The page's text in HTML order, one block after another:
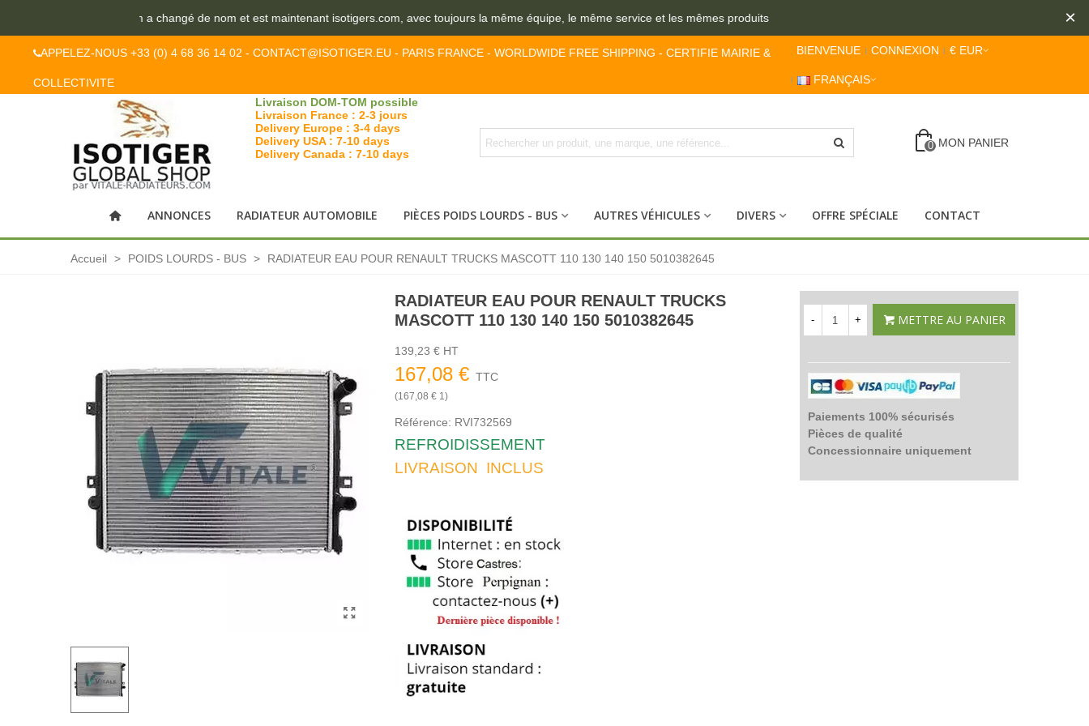
vitale-radiateurs.com a changé de nom et est maintenant isotigers.com, avec toujours la même équipe, le même service et les mêmes produits ×
APPELEZ-NOUS +33 (0) 4 68 36 14 02 - CONTACT@ISOTIGER.EU - PARIS FRANCE - WORLDWIDE FREE SHIPPING - CERTIFIE MAIRIE &
COLLECTIVITE
BIENVENUE CONNEXION € EUR
FRANÇAIS
Livraison DOM-TOM possible
Livraison France : 2-3 jours
Delivery Europe : 3-4 days
Delivery USA : 7-10 days
Delivery Canada : 7-10 days
0 MON PANIER
ANNONCES RADIATEUR AUTOMOBILE PIÈCES POIDS LOURDS - BUS AUTRES VÉHICULES DIVERS OFFRE SPÉCIALE CONTACT
Accueil > POIDS LOURDS - BUS > RADIATEUR EAU POUR RENAULT TRUCKS MASCOTT 110 130 140 150 5010382645
RADIATEUR EAU POUR RENAULT TRUCKS
MASCOTT 110 130 140 150 5010382645
139,23 € HT
167,08 € TTC
(167,08 € 1)
Référence: RVI732569
REFROIDISSEMENT
LIVRAISON INCLUS
- + METTRE AU PANIER
Paiements 100% sécurisés
Pièces de qualité
Concessionnaire uniquement